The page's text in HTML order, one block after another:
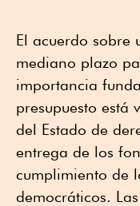
El acuerdo sobre
mediano plazo
importancia
presupuesto está
del Estado de
entrega de los
cumplimiento de
democráticos.